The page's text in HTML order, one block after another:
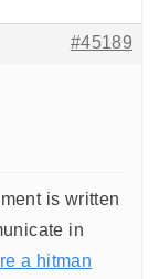
#45189
is written
in
a hitman